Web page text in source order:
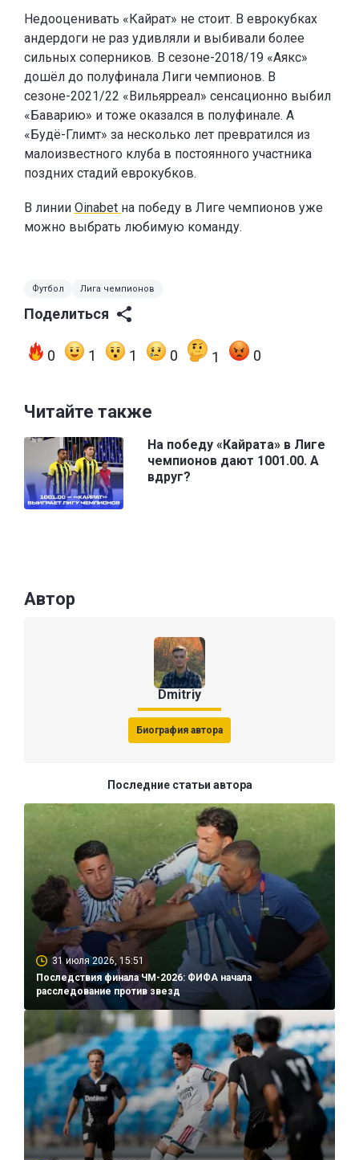
Недооценивать «Кайрат» не стоит. В еврокубках
андердоги не раз удивляли и выбивали более
сильных соперников. В сезоне-2018/19 «Аякс»
дошёл до полуфинала Лиги чемпионов. В
сезоне-2021/22 «Вильярреал» сенсационно выбил
«Баварию» и тоже оказался в полуфинале. А
«Будё-Глимт» за несколько лет превратился из
малоизвестного клуба в постоянного участника
поздних стадий еврокубков.
В линии Oinabet на победу в Лиге чемпионов уже
можно выбрать любимую команду.
Футбол Лига чемпионов
Поделиться
0 1 1 0 1 0
Читайте также
На победу «Кайрата» в Лиге
чемпионов дают 1001.00. А
вдруг?
Автор
Dmitriy
Биография автора
Последние статьи автора
31 июля 2026, 15:51
Последствия финала ЧМ-2026: ФИФА начала
расследование против звезд